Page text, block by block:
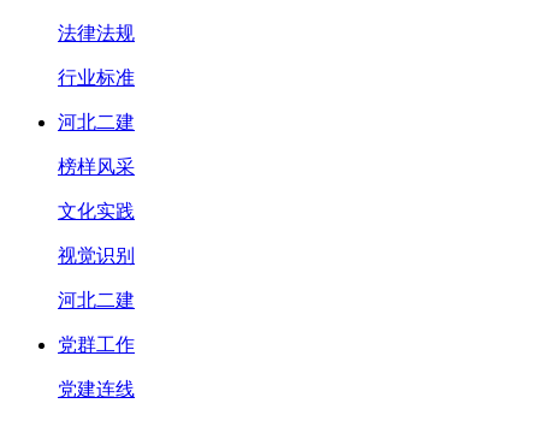
法律法规
行业标准
河北二建
榜样风采
文化实践
视觉识别
河北二建
党群工作
党建连线